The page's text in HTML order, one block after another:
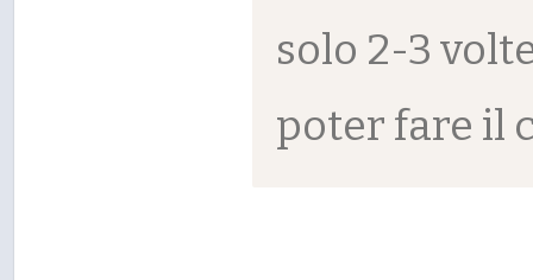
solo 2-3
poter fare il